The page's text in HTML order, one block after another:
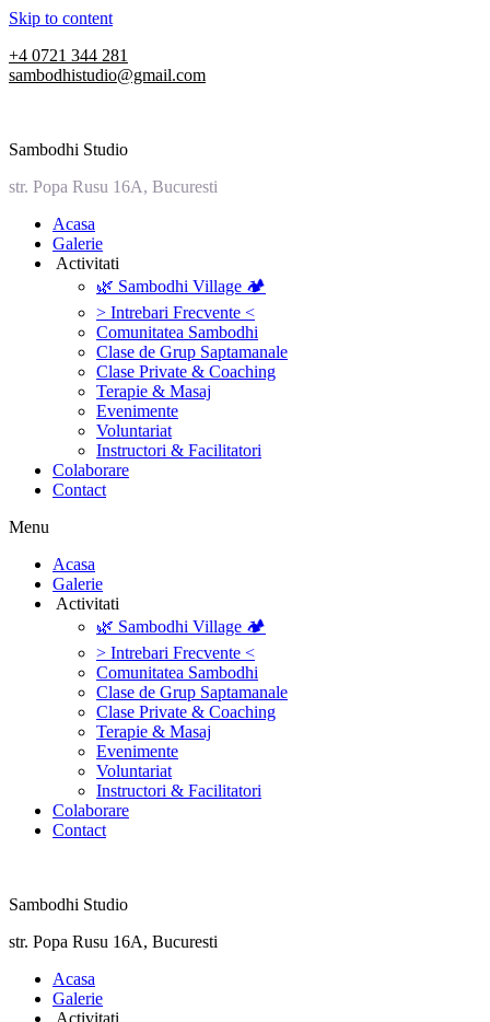
Skip to content
+4 0721 344 281
sambodhistudio@gmail.com
Sambodhi Studio
str. Popa Rusu 16A, Bucuresti
‎Acasa
Galerie
‎ ‎Activitati‎
🌿 Sambodhi Village 🏕️
> Intrebari Frecvente <
Comunitatea Sambodhi
Clase de Grup Saptamanale
Clase Private & Coaching
Terapie & Masaj
‎Evenimente
Voluntariat
‏‏‎Instructori & Facilitatori
Colaborare
Contact
Menu
‎Acasa
Galerie
‎ ‎Activitati‎
🌿 Sambodhi Village 🏕️
> Intrebari Frecvente <
Comunitatea Sambodhi
Clase de Grup Saptamanale
Clase Private & Coaching
Terapie & Masaj
‎Evenimente
Voluntariat
‏‏‎Instructori & Facilitatori
Colaborare
Contact
Sambodhi Studio
str. Popa Rusu 16A, Bucuresti
‎Acasa
Galerie
‎ ‎Activitati‎